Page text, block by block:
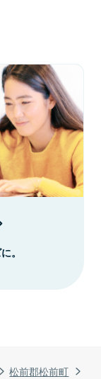
松前郡松前町
。